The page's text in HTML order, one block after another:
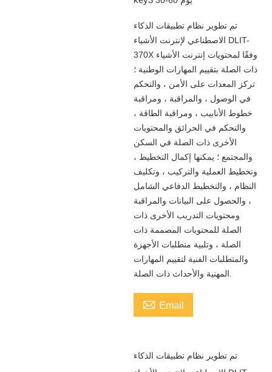
تم تطوير نظام تطبيقات الذكاء
الاصطناعي لإنترنت الأشياء DLIT-
370X وفقًا لمحتويات إنترنت الأشياء
ذات الصلة بتقييم المهارات الوطنية ؛
تركز المعدات على الأمن ، والتحكم
في الوصول ، والمراقبة ، ومراقبة
خطوط الأنابيب ، ومراقبة الطاقة ،
والتحكم في الحرائق والمحتويات
الأخرى ذات الصلة في السكن
والمجتمع ؛ يمكنها إكمال التخطيط ،
وتخطيط العملية والتركيب ، وتكليف
النظام ، والتخطيط الدفاعي الشامل
، والحصول على البيانات والمراقبة
ومحتويات التدريب الأخرى ذات
الصلة للمحتويات المصممة ذات
الصلة ، وتلبية متطلبات الأجهزة
والمتطلبات الفنية لتقييم المهارات
 Email
تم تطوير نظام تطبيقات الذكاء